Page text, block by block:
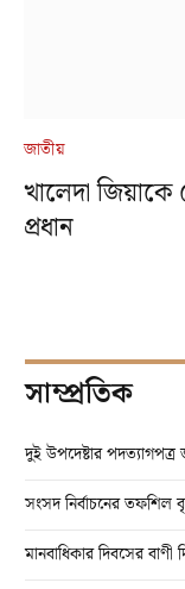
জাতীয়
খালেদা জিয়াকে
প্রধান
সাম্প্রতিক
দুই উপদেষ্টার পদত্যাগপত্র
সংসদ নির্বাচনের তফশিল
মানবাধিকার দিবসের বাণী